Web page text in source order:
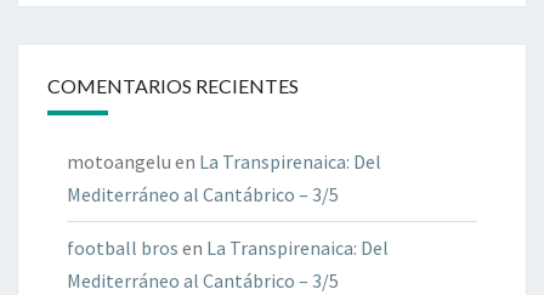
COMENTARIOS RECIENTES
motoangelu en La Transpirenaica: Del
Mediterráneo al Cantábrico – 3/5
football bros en La Transpirenaica: Del
Mediterráneo al Cantábrico – 3/5